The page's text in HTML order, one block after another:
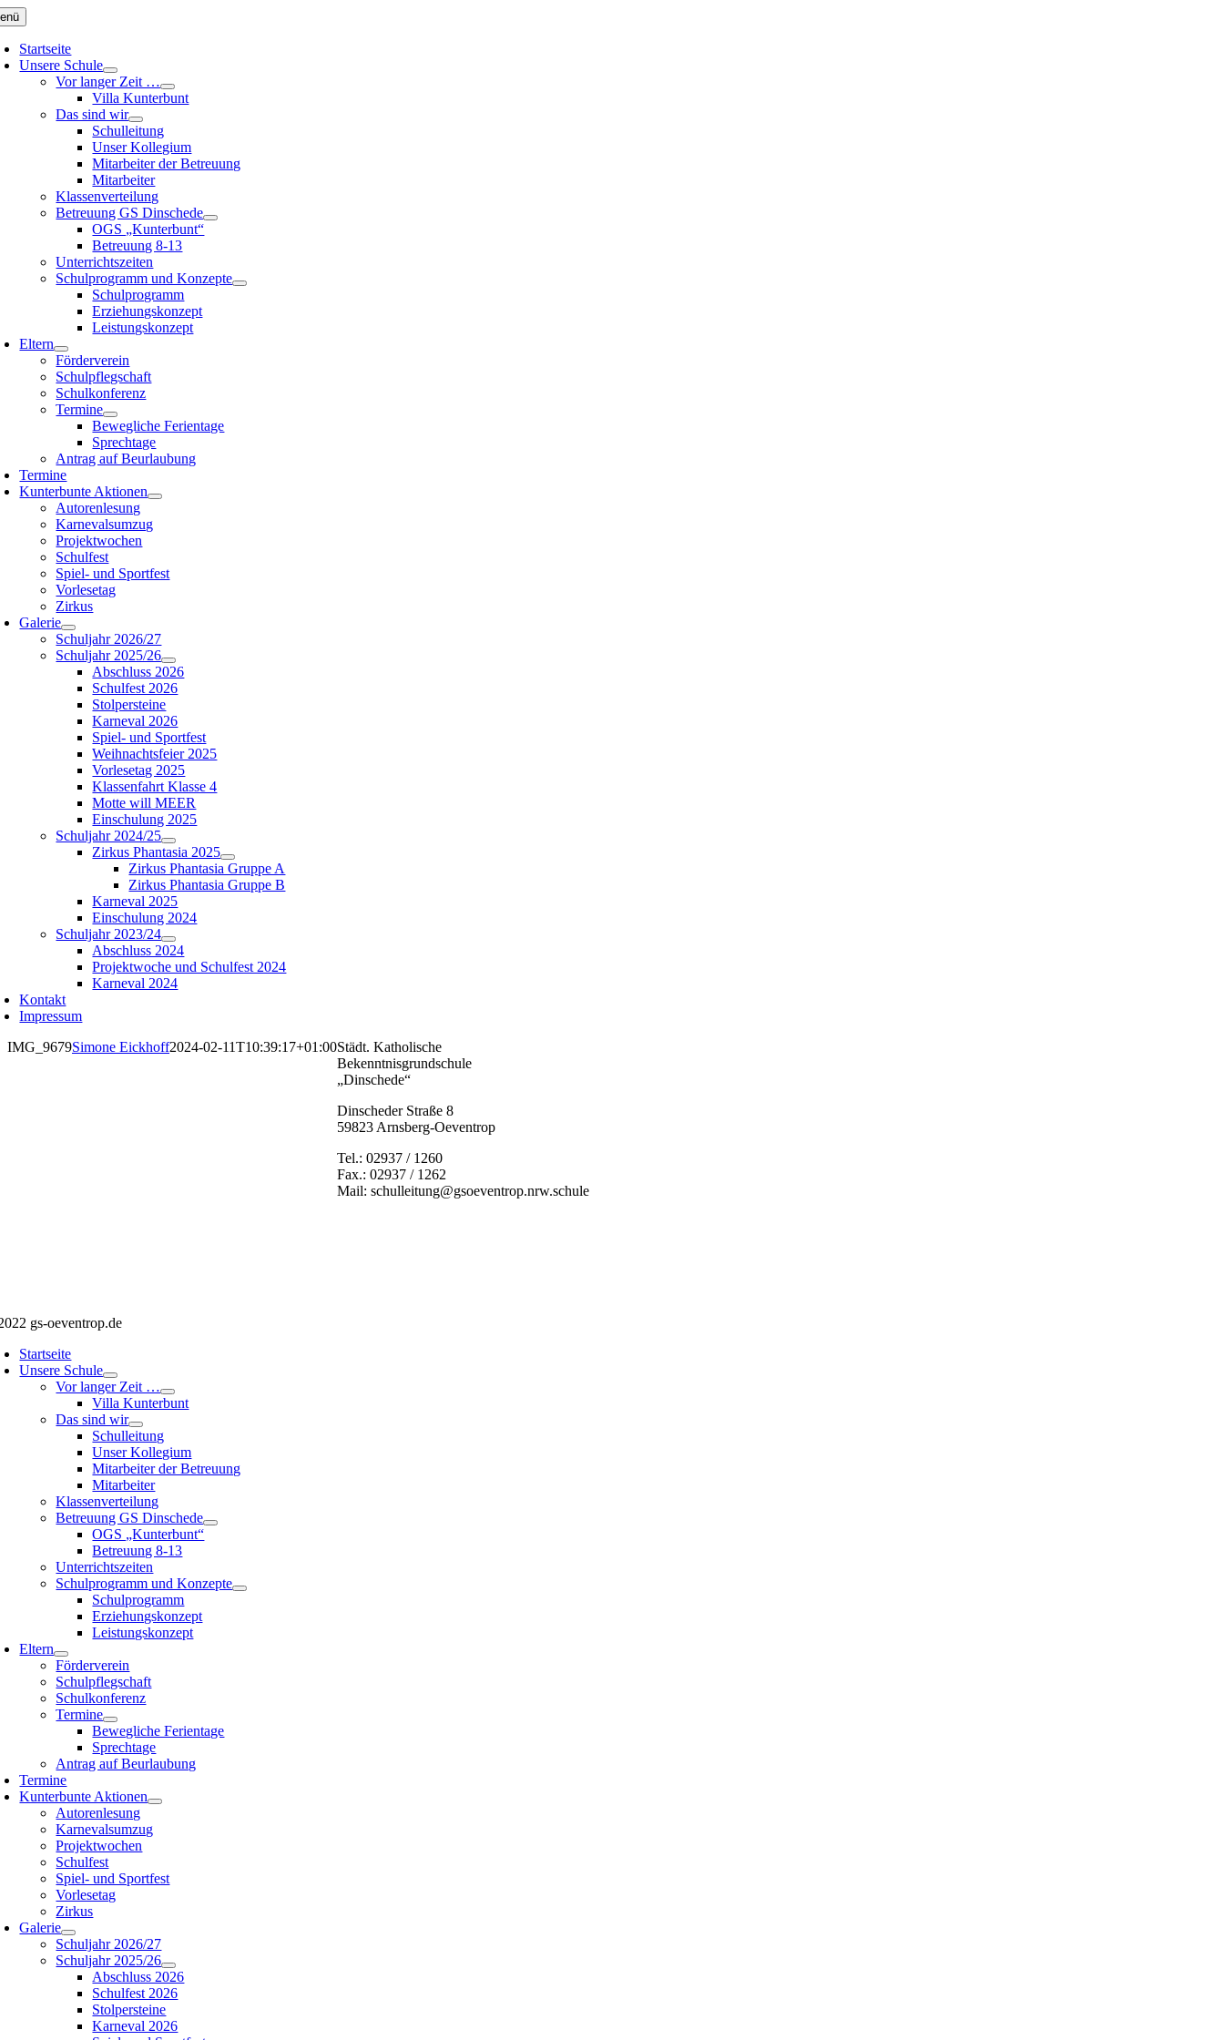
Zum
Inhalt
springen
Startseite
Unsere Schule
Vor langer Zeit …
Villa Kunterbunt
Das sind wir
Schulleitung
Unser Kollegium
Mitarbeiter der Betreuung
Mitarbeiter
Klassenverteilung
Betreuung GS Dinschede
OGS „Kunterbunt“
Betreuung 8-13
Unterrichtszeiten
Schulprogramm und Konzepte
Schulprogramm
Erziehungskonzept
Leistungskonzept
Eltern
Förderverein
Schulpflegschaft
Schulkonferenz
Termine
Bewegliche Ferientage
Sprechtage
Antrag auf Beurlaubung
Termine
Kunterbunte Aktionen
Autorenlesung
Karnevalsumzug
Projektwochen
Schulfest
Spiel- und Sportfest
Vorlesetag
Zirkus
Galerie
Schuljahr 2026/27
Schuljahr 2025/26
Abschluss 2026
Schulfest 2026
Stolpersteine
Karneval 2026
Spiel- und Sportfest
Weihnachtsfeier 2025
Vorlesetag 2025
Klassenfahrt Klasse 4
Motte will MEER
Einschulung 2025
Schuljahr 2024/25
Zirkus Phantasia 2025
Zirkus Phantasia Gruppe A
Zirkus Phantasia Gruppe B
Karneval 2025
Einschulung 2024
Schuljahr 2023/24
Abschluss 2024
Projektwoche und Schulfest 2024
Karneval 2024
Kontakt
Impressum
IMG_9679Simone Eickhoff2024-02-11T10:39:17+01:00Städt. Katholische
Bekenntnisgrundschule
„Dinschede“
Dinscheder Straße 8
59823 Arnsberg-Oeventrop
Tel.: 02937 / 1260
Fax.: 02937 / 1262
Mail: schulleitung@gsoeventrop.nrw.schule
gs-oeventrop.de
Startseite
Unsere Schule
Vor langer Zeit …
Villa Kunterbunt
Das sind wir
Schulleitung
Unser Kollegium
Mitarbeiter der Betreuung
Mitarbeiter
Klassenverteilung
Betreuung GS Dinschede
OGS „Kunterbunt“
Betreuung 8-13
Unterrichtszeiten
Schulprogramm und Konzepte
Schulprogramm
Erziehungskonzept
Leistungskonzept
Eltern
Förderverein
Schulpflegschaft
Schulkonferenz
Termine
Bewegliche Ferientage
Sprechtage
Antrag auf Beurlaubung
Termine
Kunterbunte Aktionen
Autorenlesung
Karnevalsumzug
Projektwochen
Schulfest
Spiel- und Sportfest
Vorlesetag
Zirkus
Galerie
Schuljahr 2026/27
Schuljahr 2025/26
Abschluss 2026
Schulfest 2026
Stolpersteine
Karneval 2026